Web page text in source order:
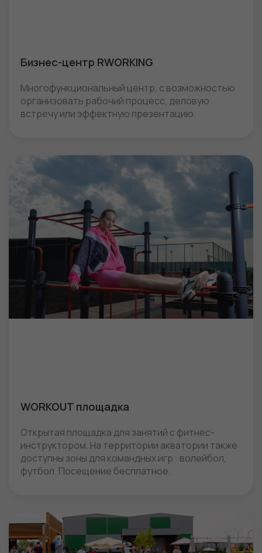
Бизнес-центр RWORKING
Многофункциональный центр, с возможностью
организовать рабочий процесс, деловую
встречу или эффектную презентацию.
WORKOUT площадка
Открытая площадка для занятий с фитнес-
инструктором. На территории акватории также
доступны зоны для командных игр : волейбол,
футбол. Посещение бесплатное.